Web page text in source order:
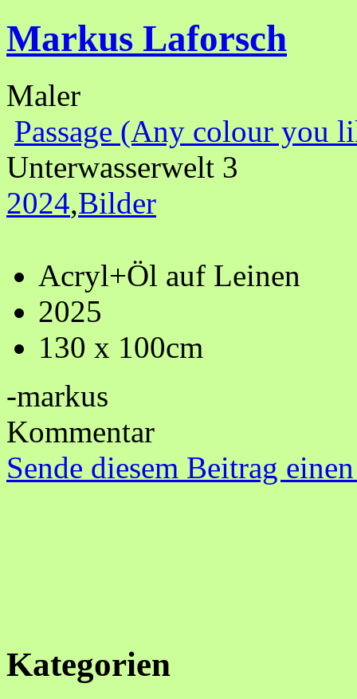
Markus Laforsch
Maler
Passage (Any colour you
Unterwasserwelt 3
2024,Bilder
Acryl+Öl auf Leinen
2025
130 x 100cm
-markus
Kommentar
Sende diesem Beitrag
Kategorien